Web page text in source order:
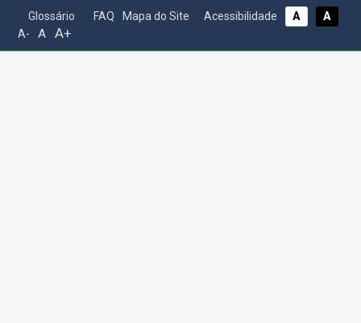
Glossário FAQ Mapa do Site Acessibilidade A
A
A-
A A+